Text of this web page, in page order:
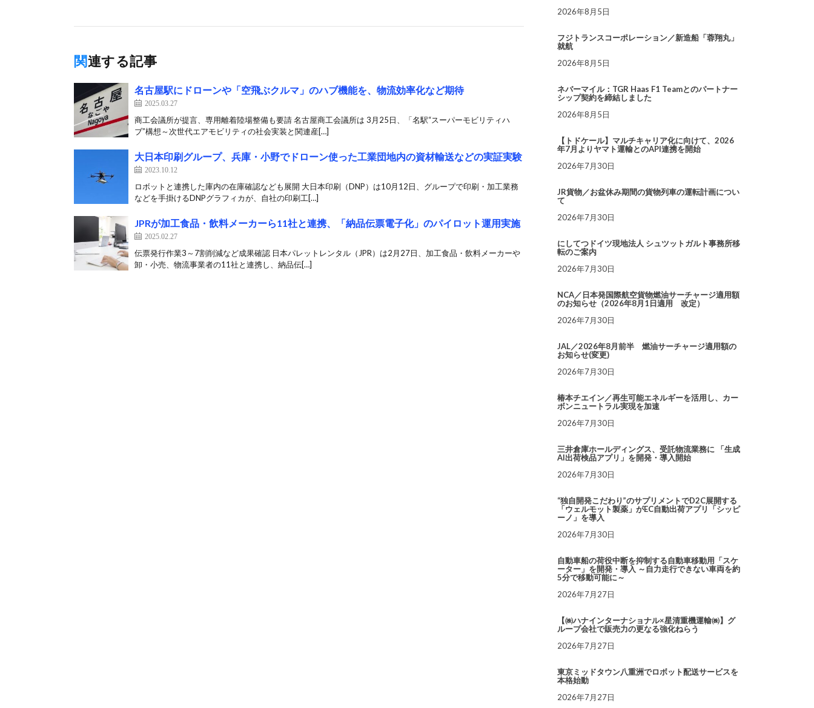
関連する記事
名古屋駅にドローンや「空飛ぶクルマ」のハブ機能を、物流効率化など期待
2025.03.27
商工会議所が提言、専用離着陸場整備も要請 名古屋商工会議所は 3月25日、「名駅“スーパーモビリティハ
ブ”構想～次世代エアモビリティの社会実装と関連産[…]
大日本印刷グループ、兵庫・小野でドローン使った工業団地内の資材輸送などの実証実験
2023.10.12
ロボットと連携した庫内の在庫確認なども展開 大日本印刷（DNP）は10月12日、グループで印刷・加工業務
などを手掛けるDNPグラフィカが、自社の印刷工[…]
JPRが加工食品・飲料メーカーら11社と連携、「納品伝票電子化」のパイロット運用実施
2025.02.27
伝票発行作業3～7割削減など成果確認 日本パレットレンタル（JPR）は2月27日、加工食品・飲料メーカーや
卸・小売、物流事業者の11社と連携し、納品伝[…]
2026年8月5日
フジトランスコーポレーション／新造船「蓉翔丸」
就航
2026年8月5日
ネバーマイル：TGR Haas F1 Teamとのパートナー
シップ契約を締結しました
2026年8月5日
【トドケール】マルチキャリア化に向けて、2026
年7月よりヤマト運輸とのAPI連携を開始
2026年7月30日
JR貨物／お盆休み期間の貨物列車の運転計画につい
て
2026年7月30日
にしてつドイツ現地法人 シュツットガルト事務所移
転のご案内
2026年7月30日
NCA／日本発国際航空貨物燃油サーチャージ適用額
のお知らせ（2026年8月1日適用 改定）
2026年7月30日
JAL／2026年8月前半 燃油サーチャージ適用額の
お知らせ(変更)
2026年7月30日
椿本チエイン／再生可能エネルギーを活用し、カー
ボンニュートラル実現を加速
2026年7月30日
三井倉庫ホールディングス、受託物流業務に 「生成
AI出荷検品アプリ」を開発・導入開始
2026年7月30日
“独自開発こだわり”のサプリメントでD2C展開する
「ウェルモット製薬」がEC自動出荷アプリ「シッピ
ーノ」を導入
2026年7月30日
自動車船の荷役中断を抑制する自動車移動用「スケ
ーター」を開発・導入 ～自力走行できない車両を約
5分で移動可能に～
2026年7月27日
【㈱ハナインターナショナル×星清重機運輸㈱】グ
ループ会社で販売力の更なる強化ねらう
2026年7月27日
東京ミッドタウン八重洲でロボット配送サービスを
本格始動
2026年7月27日